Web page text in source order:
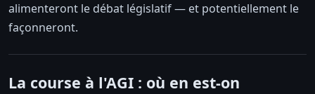
alimenteront le débat législatif — et potentiellement le
façonneront.
La course à l'AGI : où en est-on